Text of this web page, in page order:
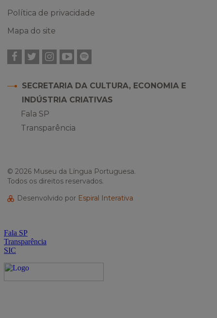
Política de privacidade
Mapa do site
Facebook
Twitter
Instagram
YouTube
Spotify
SECRETARIA DA CULTURA, ECONOMIA E
INDÚSTRIA CRIATIVAS
Fala SP
Transparência
© 2026 Museu da Língua Portuguesa.
Todos os direitos reservados.
Desenvolvido por Espiral Interativa